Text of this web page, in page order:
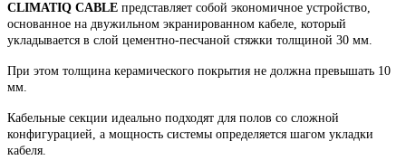
CLIMATIQ CABLE представляет собой экономичное устройство,
основанное на двужильном экранированном кабеле, который
укладывается в слой цементно-песчаной стяжки толщиной 30 мм.
При этом толщина керамического покрытия не должна превышать 10
мм.
Кабельные секции идеально подходят для полов со сложной
конфигурацией, а мощность системы определяется шагом укладки
кабеля.